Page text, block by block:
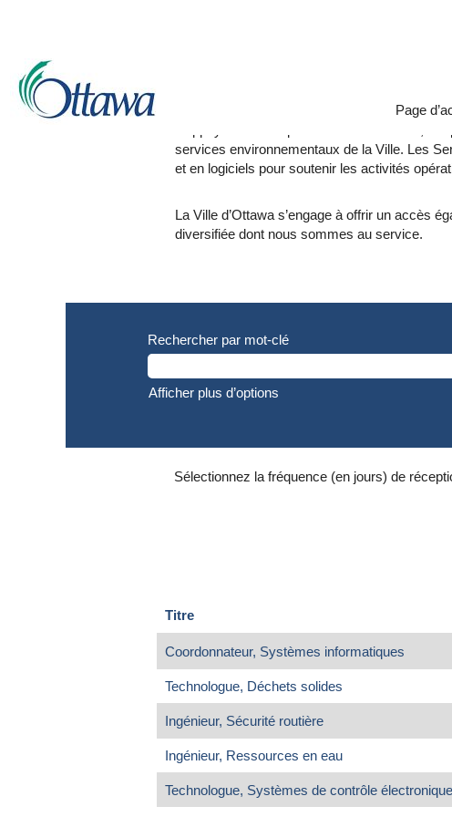
Page
La Ville d’Ottawa embauche des ingénieurs
services environnementaux de la Ville. Les
et en logiciels pour soutenir les activités
La Ville d’Ottawa s’engage à offrir un accès
diversifiée dont nous sommes au service.
Rechercher par mot-clé
Afficher plus d’options
Sélectionnez la fréquence (en jours) de
Titre
Coordonnateur, Systèmes informatiques
Technologue, Déchets solides
Ingénieur, Sécurité routière
Ingénieur, Ressources en eau
Technologue, Systèmes de contrôle électronique